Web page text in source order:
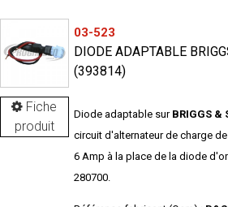
Fiche
produit
03-523
DIODE ADAPTABLE
(393814)
Diode adaptable surBRIGGS &
circuit d'alternateur de charge
6 Amp à la place de la diode
280700.